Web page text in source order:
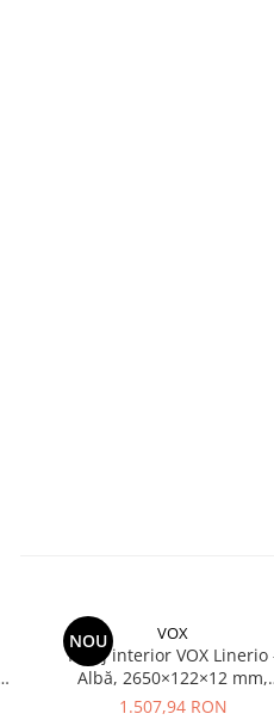
NOU VOX
Riflaj interior VOX Linerio
Albă, 2650×122×12 mm,
Polistiren Extrudat XPS, 5.17
1.507,94 RON